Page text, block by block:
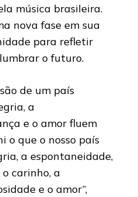
música brasileira.
nova fase em sua
para refletir
o futuro.
de um país
a
e o amor fluem
o que o nosso país
a espontaneidade,
carinho, a
e o amor”,